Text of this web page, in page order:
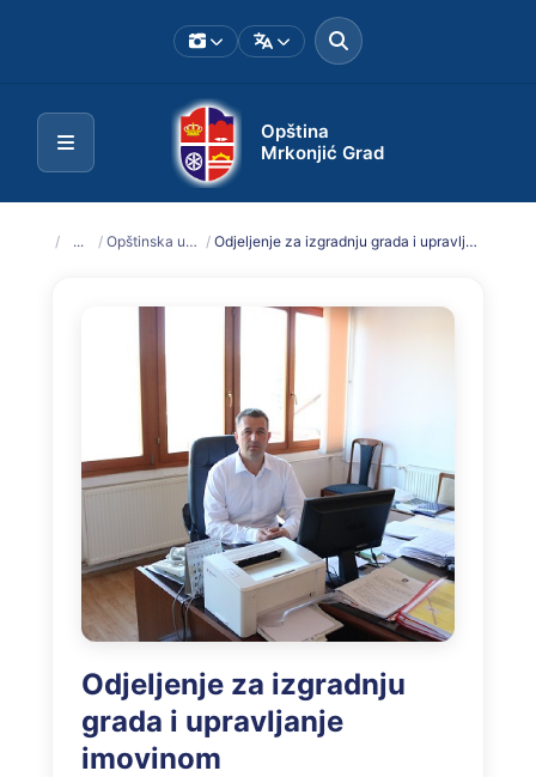
Opština
Mrkonjić Grad
/ ... / Opštinska uprava / Odjeljenje za izgradnju grada i upravljanje imovinom
Odjeljenje za izgradnju
grada i upravljanje
imovinom